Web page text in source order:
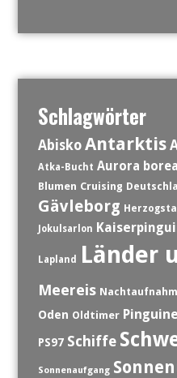
Schlagwörter
Abisko Antarktis
Atka-Bucht Aurora
Blumen Cruising
Gävleborg
Jokulsarlon
Lapland Länder
Meereis
Oden Oldtimer Pinguine
PS97 Schiffe
Sonnenaufgang